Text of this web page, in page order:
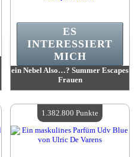
ein Nebel Also…? Summer Escapes
Frauen
Verfügbare Menge:4
ES
INTERESSIERT
MICH
1.382.800 Punkte